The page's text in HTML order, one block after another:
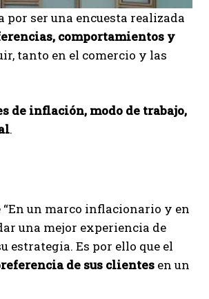
por ser una encuesta realizada
comportamientos y
tanto en el comercio y las
de inflación, modo de trabajo,
.
“En un marco inflacionario y en
una mejor experiencia de
estrategia. Es por ello que el
de sus clientes en un